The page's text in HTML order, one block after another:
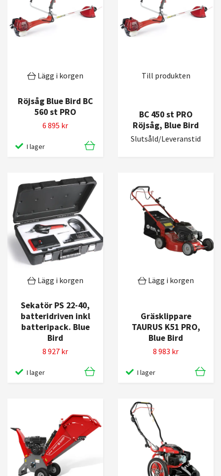
Lägg i korgen
Röjsåg Blue Bird BC
560 st PRO
6 895 kr
I lager
Till produkten
BC 450 st PRO
Röjsåg, Blue Bird
Slutsåld/Leveranstid
Lägg i korgen
Sekatör PS 22-40,
batteridriven inkl
batteripack. Blue
Bird
8 927 kr
I lager
Lägg i korgen
Gräsklippare
TAURUS K51 PRO,
Blue Bird
8 983 kr
I lager